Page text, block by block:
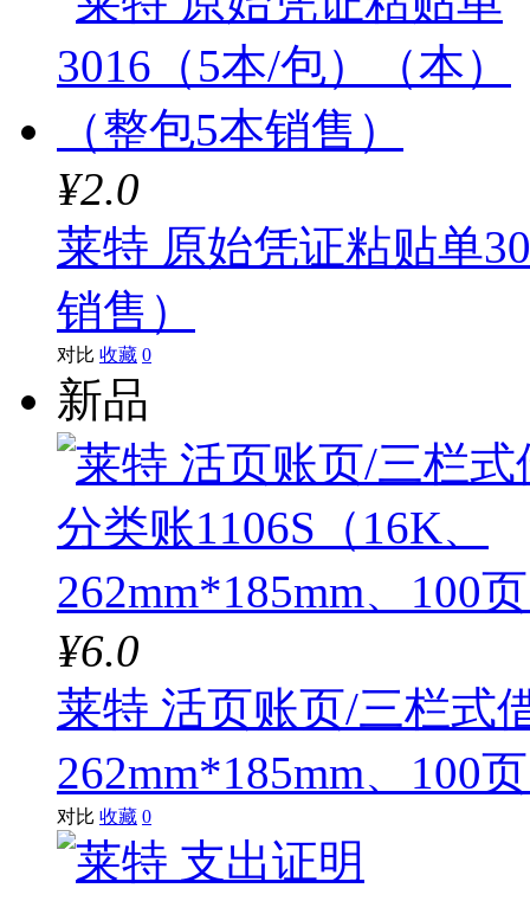
¥2.0
莱特 原始凭证粘贴单
销售）
对比 收藏 0
新品
¥6.0
莱特 活页账页/三栏式
262mm*185mm、100
对比 收藏 0